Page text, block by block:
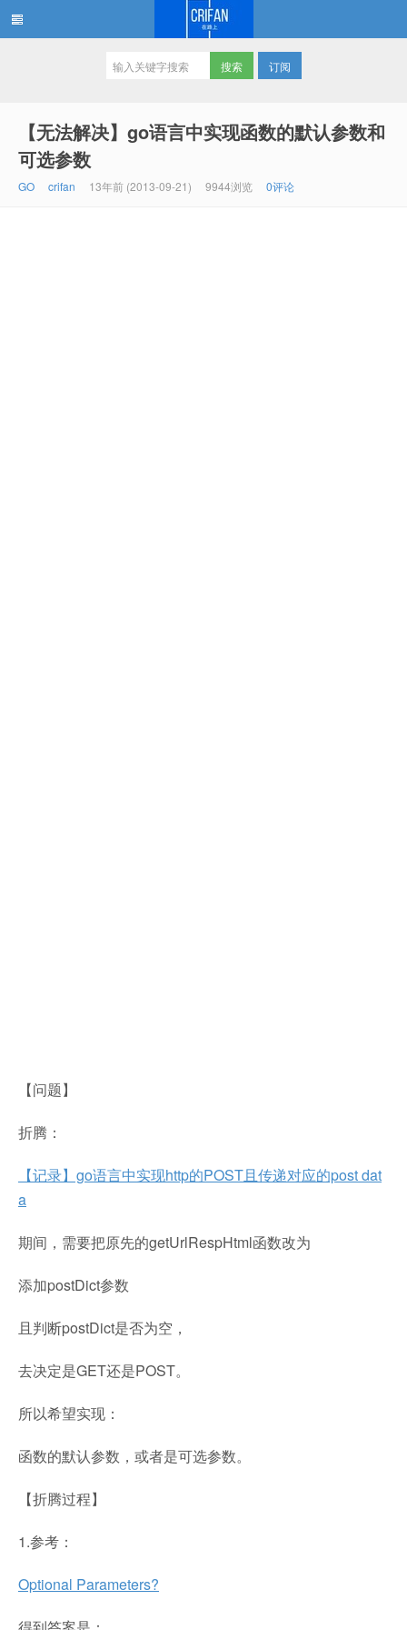
订阅
【无法解决】go语言中实现函数的默认参数和
可选参数
GO crifan 13年前 (2013-09-21) 9944浏览 0评论
【问题】
折腾：
【记录】go语言中实现http的POST且传递对应的post dat
a
期间，需要把原先的getUrlRespHtml函数改为
添加postDict参数
且判断postDict是否为空，
去决定是GET还是POST。
所以希望实现：
函数的默认参数，或者是可选参数。
【折腾过程】
1.参考：
Optional Parameters?